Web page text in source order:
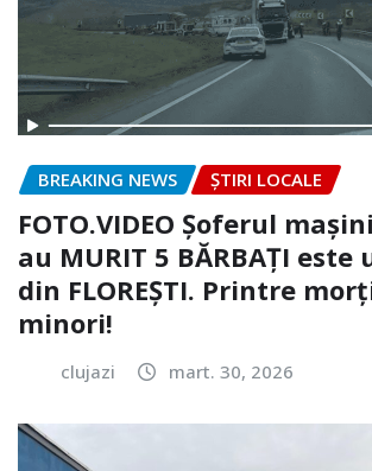
BREAKING NEWS ȘTIRI LOCALE
FOTO.VIDEO Șoferul
au MURIT 5 BĂRBAȚI
din FLOREȘTI. Printre
minori!
clujazi mart. 30, 2026